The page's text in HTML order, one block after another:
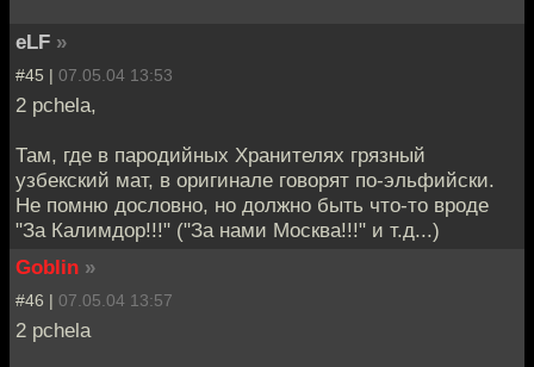
eLF »
#45 | 07.05.04 13:53
2 pchela,
Там, где в пародийных Хранителях грязный
узбекский мат, в оригинале говорят по-эльфийски.
Не помню дословно, но должно быть что-то вроде
"За Калимдор!!!" ("За нами Москва!!!" и т.д...)
Goblin »
#46 | 07.05.04 13:57
2 pchela